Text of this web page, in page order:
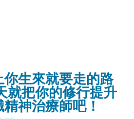
生來就要走的路
就把你的修行提升
神治療師吧！